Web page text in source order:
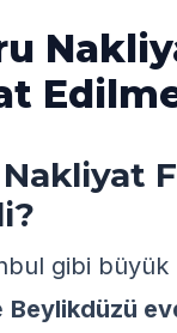
gibi
Beylikdüzü